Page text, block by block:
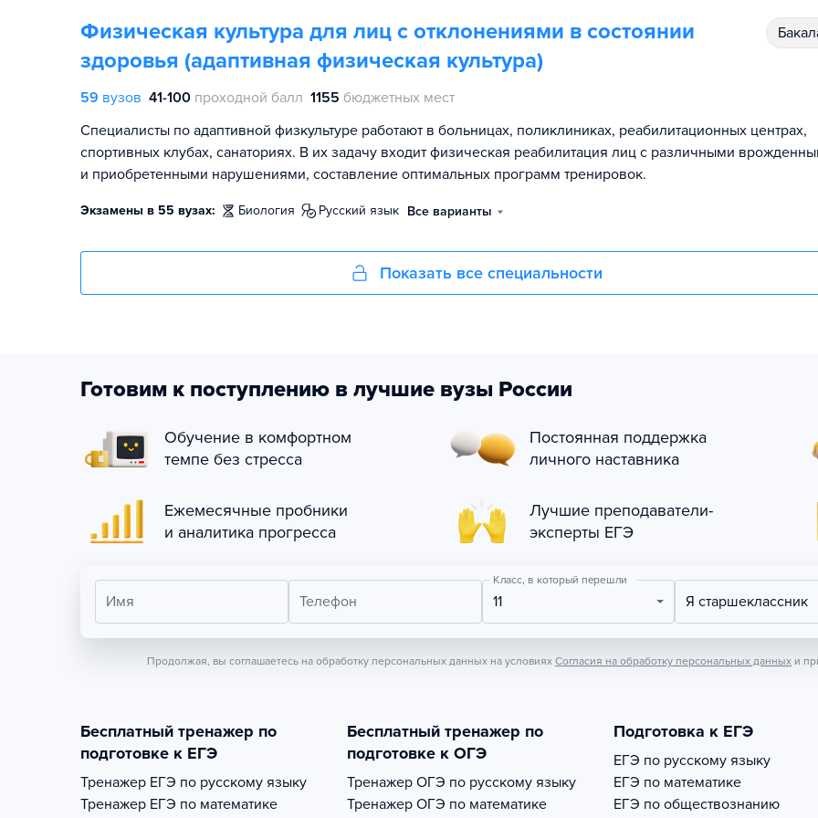
Физическая культура для лиц с отклонениями в состоянии
здоровья (адаптивная физическая культура)
59 вузов 41-100 проходной балл 1155 бюджетных мест
Специалисты по адаптивной физкультуре работают в больницах, поликлиниках, реабилитационных центрах,
спортивных клубах, санаториях. В их задачу входит физическая реабилитация лиц с различными
и приобретенными нарушениями, составление оптимальных программ тренировок.
Экзамены в 55 вузах: биология русский язык Все варианты
Показать все специальности
Готовим к поступлению в лучшие вузы России
Обучение в комфортном
темпе без стресса
Постоянная поддержка
личного наставника
Ежемесячные пробники
и аналитика прогресса
Лучшие преподаватели-
эксперты ЕГЭ
Имя Телефон
Класс, в который перешли
11 Я старшеклассник
Продолжая, вы соглашаетесь на обработку персональных данных на условиях Согласия на обработку персональных данных и
Бесплатный тренажер по
подготовке к ЕГЭ
Тренажер ЕГЭ по русскому языку
Тренажер ЕГЭ по математике
Бесплатный тренажер по
подготовке к ОГЭ
Тренажер ОГЭ по русскому языку
Тренажер ОГЭ по математике
Подготовка к ЕГЭ
ЕГЭ по русскому языку
ЕГЭ по математике
ЕГЭ по обществознанию